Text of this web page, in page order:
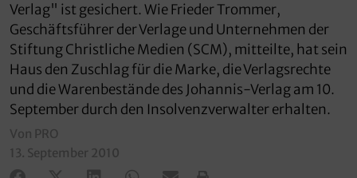
Verlag" ist gesichert. Wie Frieder Trommer,
Geschäftsführer der Verlage und Unternehmen der
Stiftung Christliche Medien (SCM), mitteilte, hat sein
Haus den Zuschlag für die Marke, die Verlagsrechte
und die Warenbestände des Johannis-Verlag am 10.
September durch den Insolvenzverwalter erhalten.
Von PRO
13. September 2010